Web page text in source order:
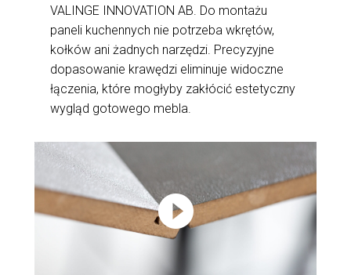
VALINGE INNOVATION AB. Do montażu
paneli kuchennych nie potrzeba wkrętów,
kołków ani żadnych narzędzi. Precyzyjne
dopasowanie krawędzi eliminuje widoczne
łączenia, które mogłyby zakłócić estetyczny
wygląd gotowego mebla.